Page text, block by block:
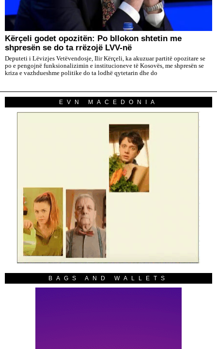
Kërçeli godet opozitën: Po bllokon shtetin me
shpresën se do ta rrëzojë LVV-në
Deputeti i Lëvizjes Vetëvendosje, Ilir Kërçeli, ka akuzuar partitë opozitare se
po e pengojnë funksionalizimin e institucioneve të Kosovës, me shpresën se
kriza e vazhdueshme politike do ta lodhë qytetarin dhe do
EVN MACEDONIA
BAGS AND WALLETS